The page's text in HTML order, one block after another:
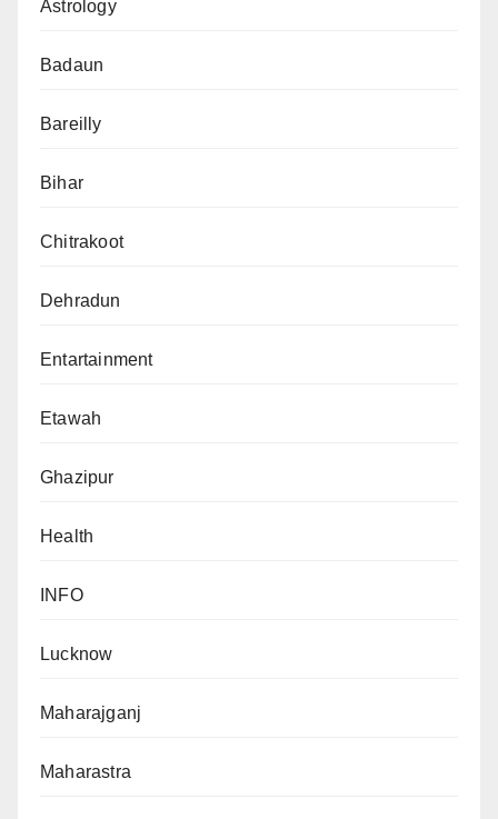
Astrology
Badaun
Bareilly
Bihar
Chitrakoot
Dehradun
Entartainment
Etawah
Ghazipur
Health
INFO
Lucknow
Maharajganj
Maharastra